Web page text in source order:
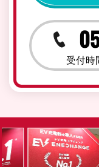
受付時